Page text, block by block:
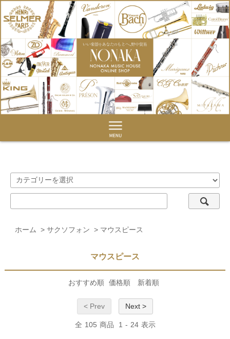
ホーム > サクソフォン > マウスピース
マウスピース
おすすめ順 価格順 新着順
< Prev Next >
全 105 商品 1 - 24 表示